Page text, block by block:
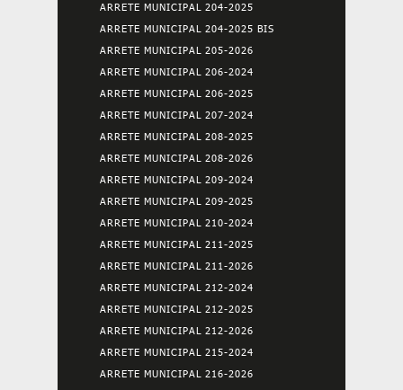
ARRETE MUNICIPAL 204-2025
ARRETE MUNICIPAL 204-2025 BIS
ARRETE MUNICIPAL 205-2026
ARRETE MUNICIPAL 206-2024
ARRETE MUNICIPAL 206-2025
ARRETE MUNICIPAL 207-2024
ARRETE MUNICIPAL 208-2025
ARRETE MUNICIPAL 208-2026
ARRETE MUNICIPAL 209-2024
ARRETE MUNICIPAL 209-2025
ARRETE MUNICIPAL 210-2024
ARRETE MUNICIPAL 211-2025
ARRETE MUNICIPAL 211-2026
ARRETE MUNICIPAL 212-2024
ARRETE MUNICIPAL 212-2025
ARRETE MUNICIPAL 212-2026
ARRETE MUNICIPAL 215-2024
ARRETE MUNICIPAL 216-2026